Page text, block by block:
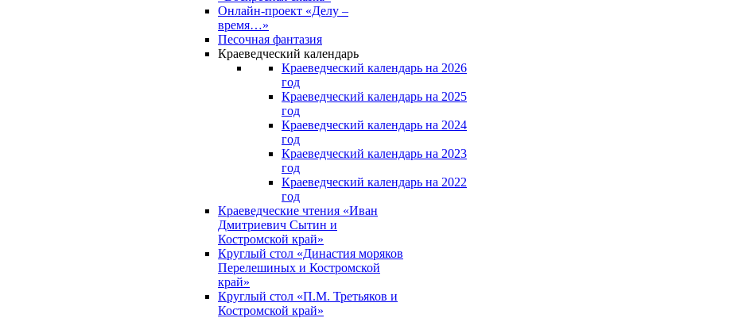
Онлайн-проект «Делу –
время…»
Песочная фантазия
Краеведческий календарь
Краеведческий календарь на 2026
год
Краеведческий календарь на 2025
год
Краеведческий календарь на 2024
год
Краеведческий календарь на 2023
год
Краеведческий календарь на 2022
год
Краеведческие чтения «Иван
Дмитриевич Сытин и
Костромской край»
Круглый стол «Династия моряков
Перелешиных и Костромской
край»
Круглый стол «П.М. Третьяков и
Костромской край»